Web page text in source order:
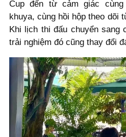
Cup đến từ cảm giác
khuya, cùng hồi hộp theo dõi
Khi lịch thi đấu chuyển sang
trải nghiệm đó cũng thay đổi